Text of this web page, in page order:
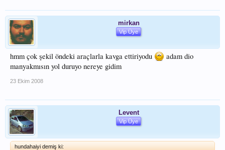
mirkan
Vip Üye
hmm çok şekil öndeki araçlarla kavga ettiriyodu
adam dio
manyakmısın yol duruyo nereye gidim
23 Ekim 2008
Levent
Vip Üye
hundahaiyi demiş ki: